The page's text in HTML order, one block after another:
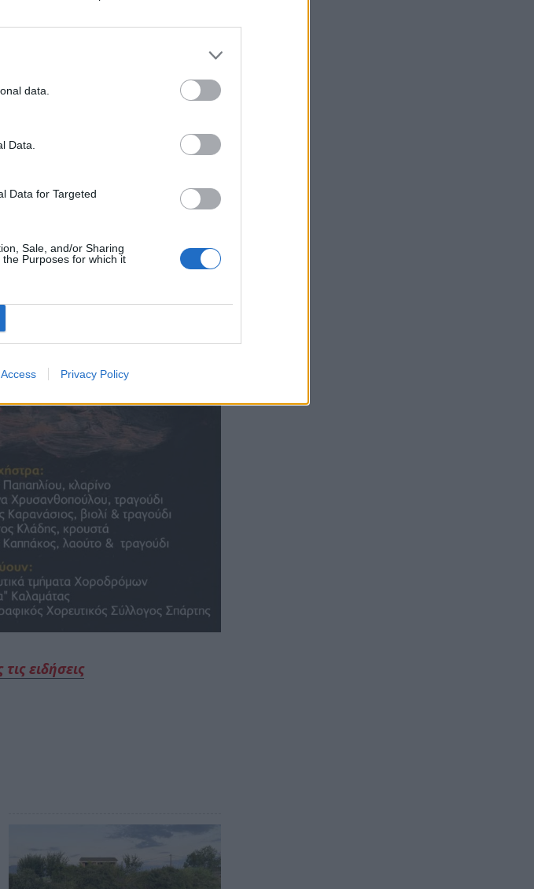
data.
Data.
Data for Targeted
Sale, and/or Sharing
Purposes for which it
Privacy Policy
τις ειδήσεις